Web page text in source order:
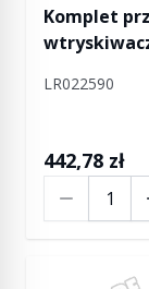
Komplet
LR022590
442,78 zł